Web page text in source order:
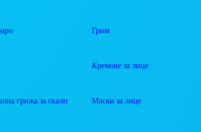
грижа за скалп
Грим
Кремове за лице
Маски за лице